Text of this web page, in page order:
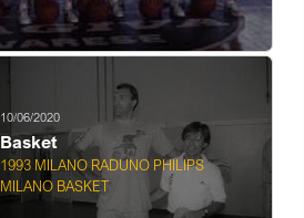
10/06/2020
Basket
1993 MILANO RADUNO PHILIPS
MILANO BASKET